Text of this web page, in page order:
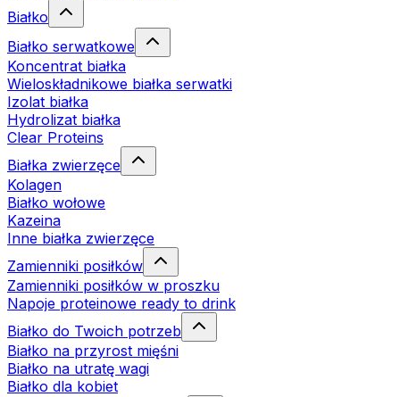
Białko
Białko serwatkowe
Koncentrat białka
Wieloskładnikowe białka serwatki
Izolat białka
Hydrolizat białka
Clear Proteins
Białka zwierzęce
Kolagen
Białko wołowe
Kazeina
Inne białka zwierzęce
Zamienniki posiłków
Zamienniki posiłków w proszku
Napoje proteinowe ready to drink
Białko do Twoich potrzeb
Białko na przyrost mięśni
Białko na utratę wagi
Białko dla kobiet